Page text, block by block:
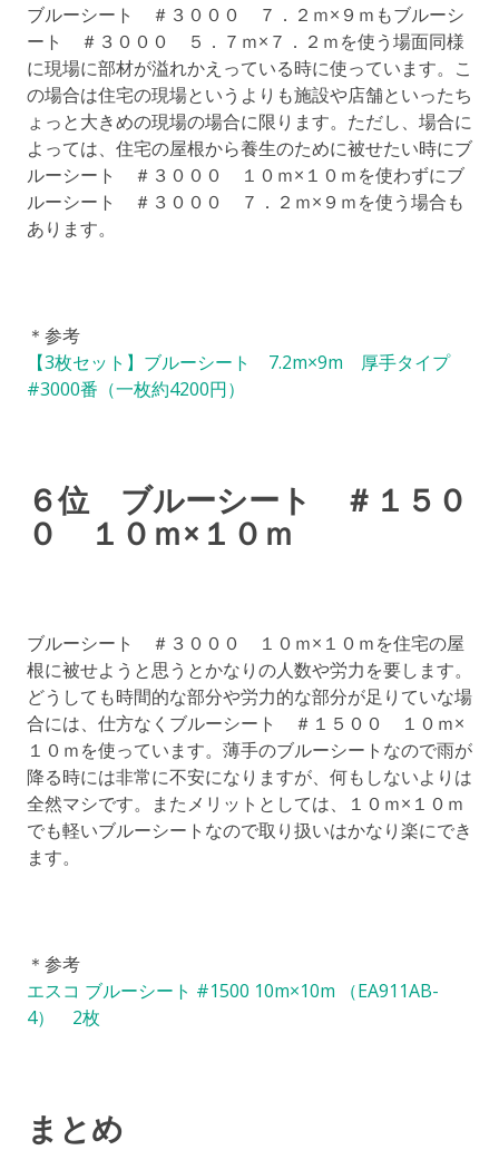
ブルーシート ＃３０００ ７．２ｍ×９ｍもブルーシ
ート ＃３０００ ５．７ｍ×７．２ｍを使う場面同様
に現場に部材が溢れかえっている時に使っています。こ
の場合は住宅の現場というよりも施設や店舗といったち
ょっと大きめの現場の場合に限ります。ただし、場合に
よっては、住宅の屋根から養生のために被せたい時にブ
ルーシート ＃３０００ １０ｍ×１０ｍを使わずにブ
ルーシート ＃３０００ ７．２ｍ×９ｍを使う場合も
あります。
＊参考
【3枚セット】ブルーシート 7.2m×9m 厚手タイプ
#3000番（一枚約4200円）
６位 ブルーシート ＃１５０
０ １０ｍ×１０ｍ
ブルーシート ＃３０００ １０ｍ×１０ｍを住宅の屋
根に被せようと思うとかなりの人数や労力を要します。
どうしても時間的な部分や労力的な部分が足りていな場
合には、仕方なくブルーシート ＃１５００ １０ｍ×
１０ｍを使っています。薄手のブルーシートなので雨が
降る時には非常に不安になりますが、何もしないよりは
全然マシです。またメリットとしては、１０ｍ×１０ｍ
でも軽いブルーシートなので取り扱いはかなり楽にでき
ます。
＊参考
エスコ ブルーシート #1500 10m×10m （EA911AB-
4） 2枚
まとめ